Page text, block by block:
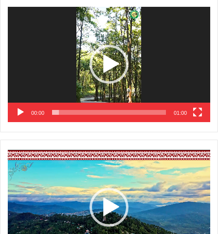
00:00 01:00
Video
Player